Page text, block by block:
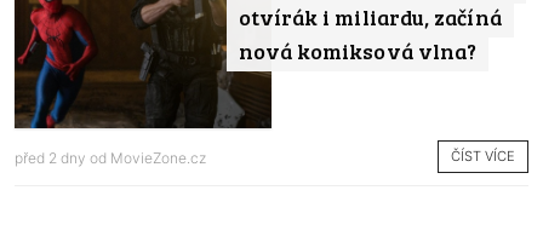
otvírák i miliardu, začíná
nová komiksová vlna?
před 2 dny od MovieZone.cz ČÍST VÍCE